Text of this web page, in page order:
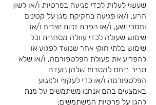
שעשוי לעלות לכדי פגיעה בפרטיות ו/או לשון
הרע, ו/או פגיעה בחקיקת מגן על קטינים
וחסרי ישע, ו/או הפרת זכות יוצרים ו/או
שימוש שעולה לכדי עוולה מסחרית וכל
שימוש בלתי חוקי אחר שנועד לפגוע או
להפריע את פעולת הפלטפורמה, ו/או שלא
סביר ביחס למטרות שלהן נועדה
הפלטפורמה ו/או כדי לעקוף ולפגוע
באמצעים בהם אנחנו משתמשים על מנת
להגן על פרטיות המשתמשים;